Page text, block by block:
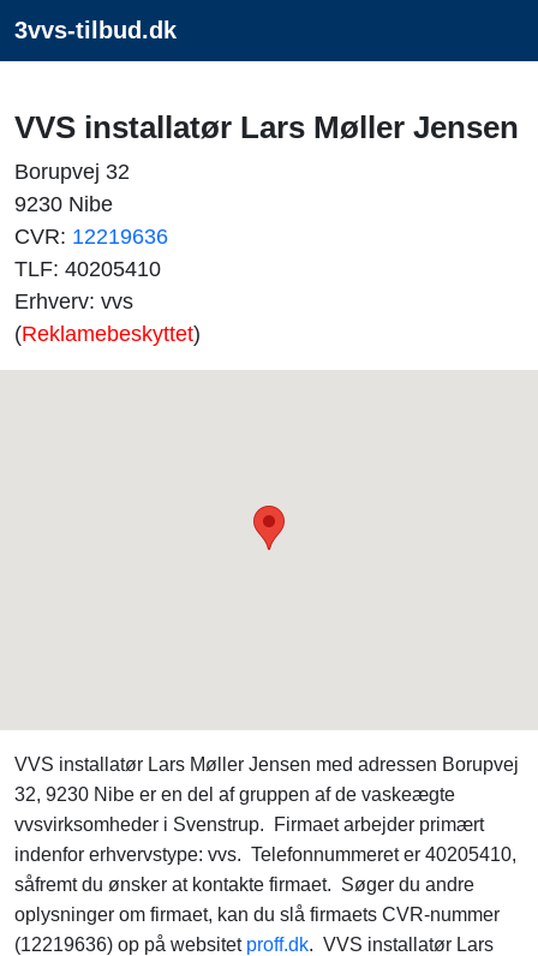
3vvs-tilbud.dk
VVS installatør Lars Møller Jensen
Borupvej 32
9230 Nibe
CVR: 12219636
TLF: 40205410
Erhverv: vvs
(Reklamebeskyttet)
VVS installatør Lars Møller Jensen med adressen Borupvej
32, 9230 Nibe er en del af gruppen af de vaskeægte
vvsvirksomheder i Svenstrup. Firmaet arbejder primært
indenfor erhvervstype: vvs. Telefonnummeret er 40205410,
såfremt du ønsker at kontakte firmaet. Søger du andre
oplysninger om firmaet, kan du slå firmaets CVR-nummer
(12219636) op på websitet proff.dk. VVS installatør Lars